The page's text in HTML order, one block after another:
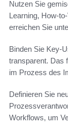
Nutzen Sie
Learning, How-
erreichen Sie
Binden Sie Key-
transparent. Das
im Prozess des
Definieren Sie
Workflows, um